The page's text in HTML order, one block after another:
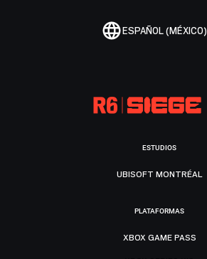
ESPAÑOL (MÉXICO)
ESTUDIOS
UBISOFT MONTRÉAL
PLATAFORMAS
XBOX GAME PASS